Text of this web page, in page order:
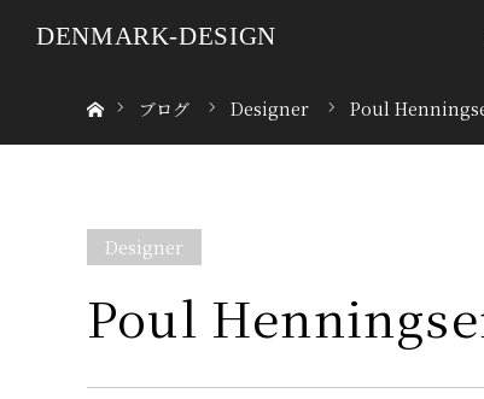
DENMARK-DESIGN
ブログ
Designer Poul
Designer
Poul